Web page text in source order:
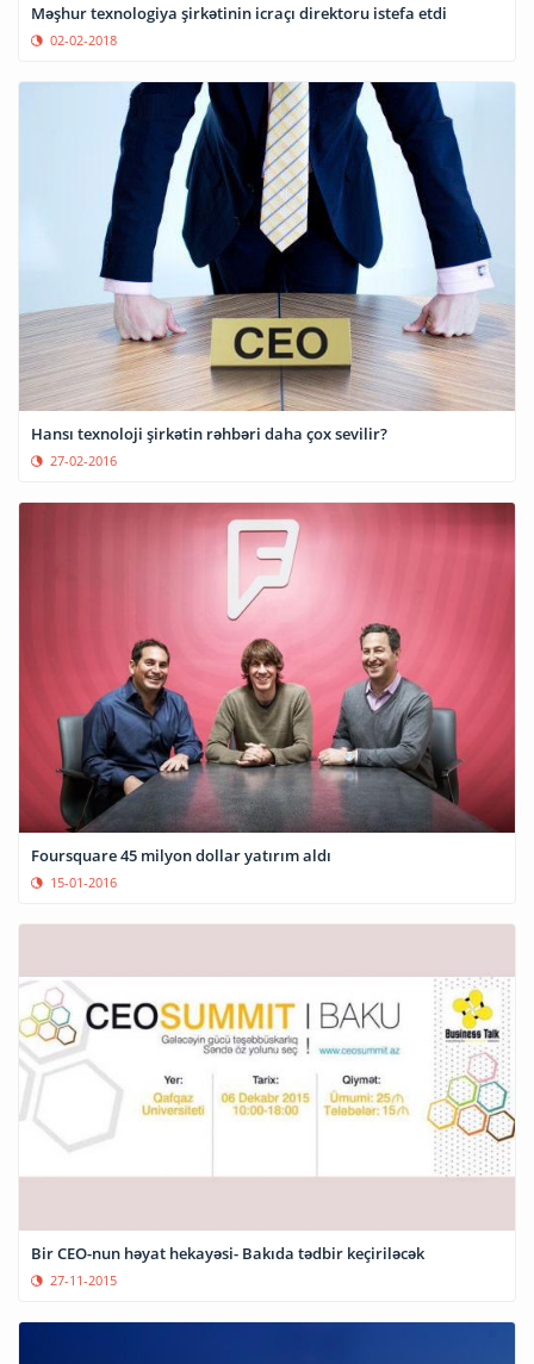
Məşhur texnologiya şirkətinin icraçı direktoru istefa etdi
02-02-2018
Hansı texnoloji şirkətin rəhbəri daha çox sevilir?
27-02-2016
Foursquare 45 milyon dollar yatırım aldı
15-01-2016
Bir CEO-nun həyat hekayəsi- Bakıda tədbir keçiriləcək
27-11-2015